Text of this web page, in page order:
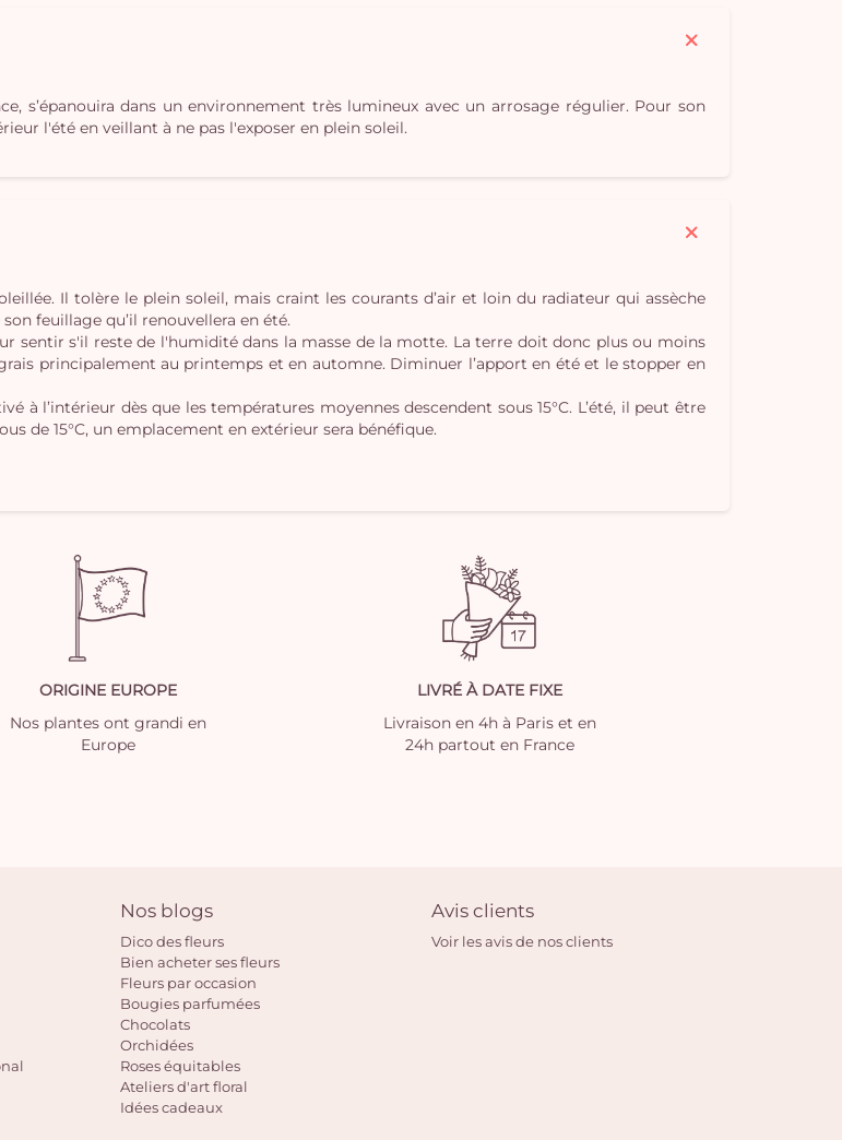
s’épanouira dans un environnement très lumineux avec un arrosage régulier. Pour son
l'été en veillant à ne pas l'exposer en plein soleil.
Il tolère le plein soleil, mais craint les courants d’air et loin du radiateur qui assèche
feuillage qu’il renouvellera en été.
sentir s'il reste de l'humidité dans la masse de la motte. La terre doit donc plus ou moins
principalement au printemps et en automne. Diminuer l’apport en été et le stopper en
à l’intérieur dès que les températures moyennes descendent sous 15°C. L’été, il peut être
de 15°C, un emplacement en extérieur sera bénéfique.
ORIGINE EUROPE
Nos plantes ont grandi en
Europe
LIVRÉ À DATE FIXE
Livraison en 4h à Paris et en
24h partout en France
Nos blogs
Dico des fleurs
Bien acheter ses fleurs
Fleurs par occasion
Bougies parfumées
Chocolats
Orchidées
Roses équitables
Ateliers d'art floral
Idées cadeaux
Avis clients
Voir les avis de nos clients